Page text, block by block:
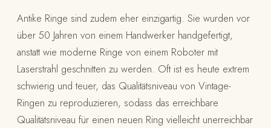
Antike Ringe sind zudem eher einzigartig. Sie wurden vor
über 50 Jahren von einem Handwerker handgefertigt,
anstatt wie moderne Ringe von einem Roboter mit
Laserstrahl geschnitten zu werden. Oft ist es heute extrem
schwierig und teuer, das Qualitätsniveau von Vintage-
Ringen zu reproduzieren, sodass das erreichbare
Qualitätsniveau für einen neuen Ring vielleicht unerreichbar